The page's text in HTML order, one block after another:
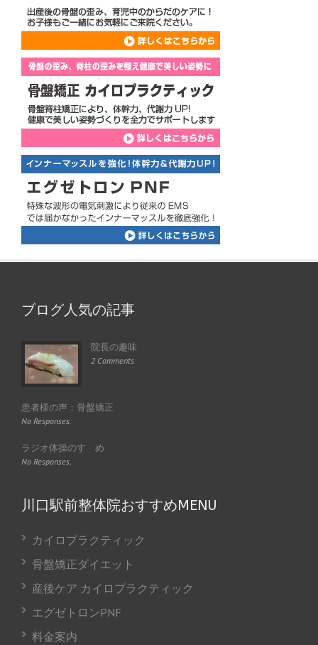
ブログ人気の記事
院長の趣味
2 Comments
患者様の声：骨盤矯正
No Responses.
ラジオ体操のすゝめ
No Responses.
川口駅前整体院おすすめMENU
カイロプラクティック
骨盤矯正ダイエット
産後ケア カイロプラクティック
エグゼトロンPNF
料金案内